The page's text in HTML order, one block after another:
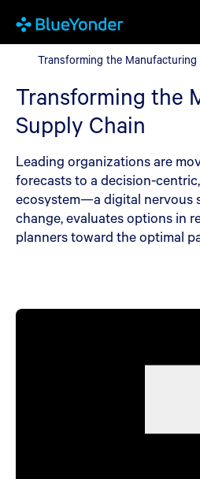
Transforming the Manufacturing
Transforming the Manufacturing
Transforming the
Supply Chain
Leading organizations are
forecasts to a decision-
ecosystem—a digital nervous
change, evaluates options in
planners toward the optimal